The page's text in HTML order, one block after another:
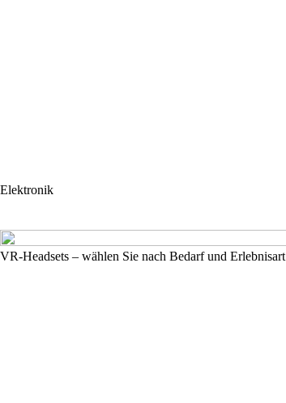
Elektronik
VR-Headsets – wählen Sie nach Bedarf und Erlebnisart